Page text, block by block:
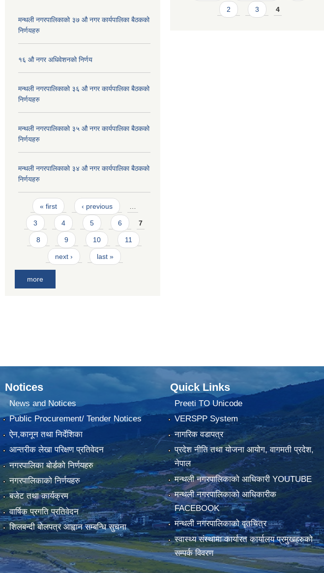
मन्थली नगरपालिकाको ३७ औ नगर कार्यपालिका बैठकको
निर्णयहरु
१६ औ नगर अधिवेशनको निर्णय
मन्थली नगरपालिकाको ३६ औ नगर कार्यपालिका बैठकको
निर्णयहरु
मन्थली नगरपालिकाको ३५ औ नगर कार्यपालिका बैठकको
निर्णयहरु
मन्थली नगरपालिकाको ३४ औ नगर कार्यपालिका बैठकको
निर्णयहरु
Pages
« first ‹ previous
3 4 5 6 7
8 9 10 11
next › last »
more
2 3 4
Notices
News and Notices
Public Procurement/ Tender Notices
ऐन,कानून तथा निर्देशिका
आन्तरीक लेखा परिक्षण प्रतिवेदन
नगरपालिका बोर्डको निर्णयहरु
नगरपालिकाको निर्णयहरु
बजेट तथा कार्यक्रम
वार्षिक प्रगति प्रतिवेदन
शिलबन्दी बोलपत्र आह्वान सम्बन्धि सुचना
Quick Links
Preeti TO Unicode
VERSPP System
नागरिक वडापत्र
प्रदेश नीति तथा योजना आयोग, वागमती प्रदेश,
नेपाल
मन्थली नगरपालिकाको आधिकारी YOUTUBE
मन्थली नगरपालिकाको आधिकारीक
FACEBOOK
मन्थली नगरपालिकाको वृतचित्र
स्वास्थ्य संस्थामा कार्यारत कार्यालय प्रमुखहरुको
सम्पर्क विवरण